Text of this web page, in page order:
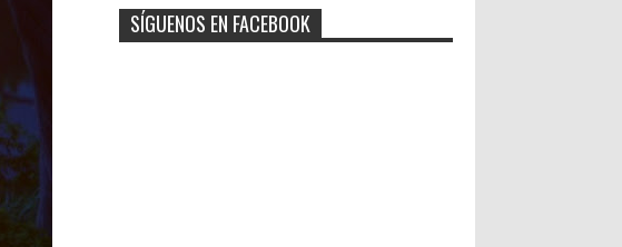
SÍGUENOS EN FACEBOOK